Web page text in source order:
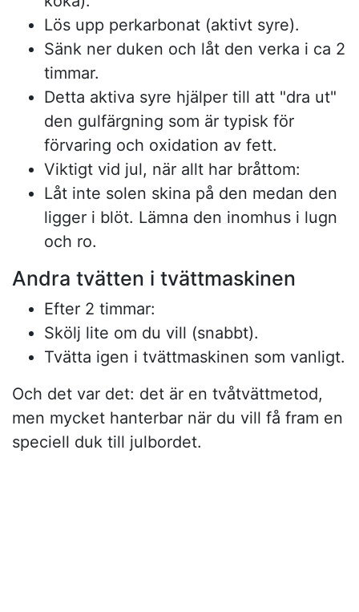
Lös upp perkarbonat (aktivt syre).
Sänk ner duken och låt den verka i ca 2
timmar.
Detta aktiva syre hjälper till att "dra ut"
den gulfärgning som är typisk för
förvaring och oxidation av fett.
Viktigt vid jul, när allt har bråttom:
Låt inte solen skina på den medan den
ligger i blöt. Lämna den inomhus i lugn
och ro.
Andra tvätten i tvättmaskinen
Efter 2 timmar:
Skölj lite om du vill (snabbt).
Tvätta igen i tvättmaskinen som vanligt.
Och det var det: det är en tvåtvättmetod,
men mycket hanterbar när du vill få fram en
speciell duk till julbordet.